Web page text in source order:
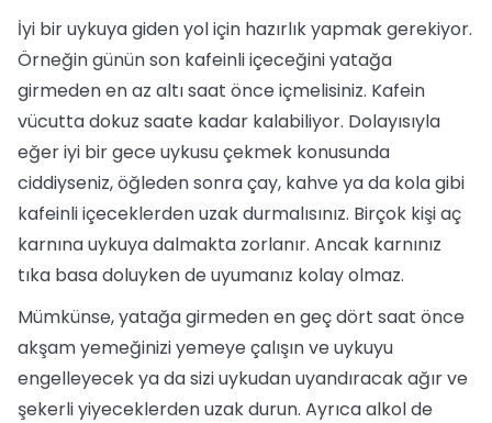
İyi bir uykuya giden yol için hazırlık yapmak gerekiyor.
Örneğin günün son kafeinli içeceğini yatağa
girmeden en az altı saat önce içmelisiniz. Kafein
vücutta dokuz saate kadar kalabiliyor. Dolayısıyla
eğer iyi bir gece uykusu çekmek konusunda
ciddiyseniz, öğleden sonra çay, kahve ya da kola gibi
kafeinli içeceklerden uzak durmalısınız. Birçok kişi aç
karnına uykuya dalmakta zorlanır. Ancak karnınız
tıka basa doluyken de uyumanız kolay olmaz.
Mümkünse, yatağa girmeden en geç dört saat önce
akşam yemeğinizi yemeye çalışın ve uykuyu
engelleyecek ya da sizi uykudan uyandıracak ağır ve
şekerli yiyeceklerden uzak durun. Ayrıca alkol de